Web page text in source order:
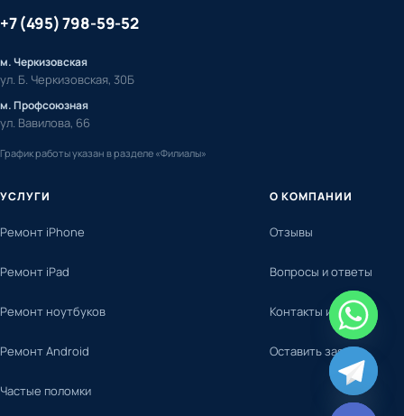
УСЛУГИ
Ремонт iPhone
Ремонт iPad
Ремонт ноутбуков
Ремонт Android
Частые поломки
О КОМПАНИИ
Отзывы
Вопросы и ответы
Контакты и адреса
Оставить заявку
+7 (495) 798-59-52
м. Черкизовская
ул. Б. Черкизовская, 30Б
м. Профсоюзная
ул. Вавилова, 66
График работы указан в разделе «Филиалы»
Hide
chaty